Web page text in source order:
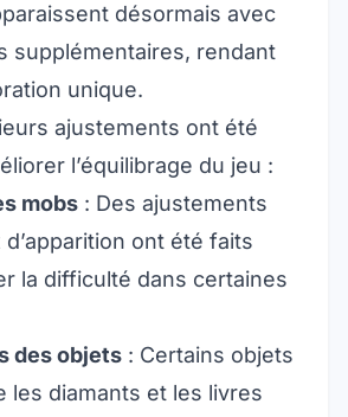
désormais avec
supplémentaires, rendant
unique.
ajustements ont été
l’équilibrage du jeu :
mobs : Des ajustements
ont été faits
la difficulté dans certaines
des objets : Certains objets
les diamants et les livres